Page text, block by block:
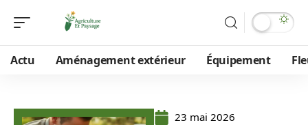
Actu Aménagement extérieur Équipement
23 mai 2026